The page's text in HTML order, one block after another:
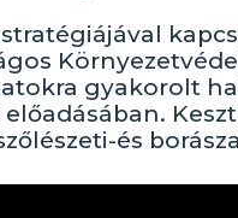
gyakorolt
és